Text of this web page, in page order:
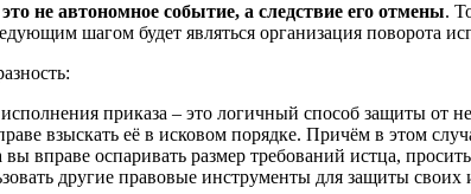
не автономное событие, а следствие его отмены.
шагом будет являться организация поворота
приказа – это логичный способ защиты от
взыскать её в исковом порядке. Причём в этом
вправе оспаривать размер требований истца,
другие правовые инструменты для защиты своих